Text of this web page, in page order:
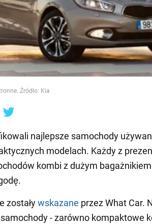
Źródło: Kia
najlepsze samochody
modelach. Każdy z
kombi z dużym
zostaływskazane przez What Car.
- zarówno kompaktowe